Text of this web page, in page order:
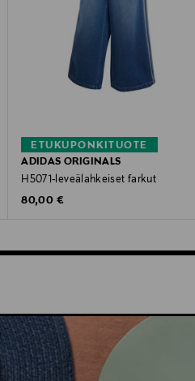
ETUKUPONKITUOTE
ADIDAS ORIGINALS
H5071-leveälahkeiset farkut
Original Price
80,00 €